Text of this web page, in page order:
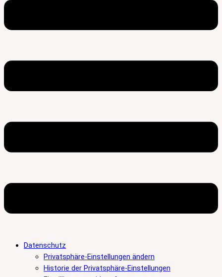
Datenschutz
Privatsphäre-Einstellungen ändern
Historie der Privatsphäre-Einstellungen